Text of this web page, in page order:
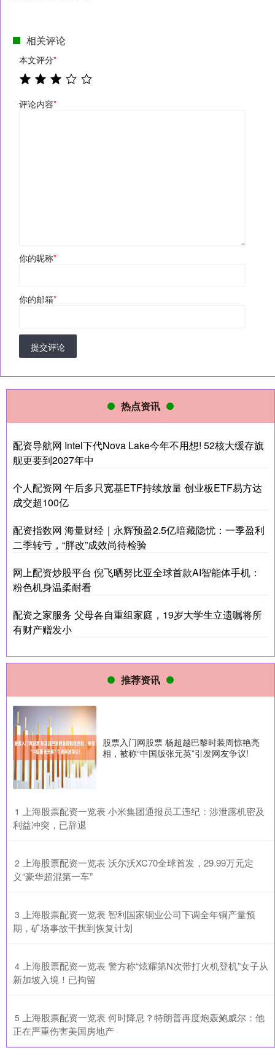
相关评论
本文评分*
评论内容*
你的昵称*
你的邮箱*
提交评论
热点资讯
配资导航网 Intel下代Nova Lake今年不用想! 52核大缓存旗
舰更要到2027年中
个人配资网 午后多只宽基ETF持续放量 创业板ETF易方达
成交超100亿
配资指数网 海量财经｜永辉预盈2.5亿暗藏隐忧：一季盈利
二季转亏，“胖改”成效尚待检验
网上配资炒股平台 倪飞晒努比亚全球首款AI智能体手机：
粉色机身温柔耐看
配资之家服务 父母各自重组家庭，19岁大学生立遗嘱将所
有财产赠发小
推荐资讯
股票入门网股票 杨超越巴黎时装周惊艳亮
相，被称“中国版张元英”引发网友争议!
1
​上海股票配资一览表 小米集团通报员工违纪：涉泄露机密及
利益冲突，已辞退
2 ​上海股票配资一览表 沃尔沃XC70全球首发，29.99万元定
义“豪华超混第一车”
3 ​上海股票配资一览表 智利国家铜业公司下调全年铜产量预
期，矿场事故干扰到恢复计划
4 ​上海股票配资一览表 警方称“炫耀第N次带打火机登机”女子从
新加坡入境！已拘留
5 ​上海股票配资一览表 何时降息？特朗普再度炮轰鲍威尔：他
正在严重伤害美国房地产